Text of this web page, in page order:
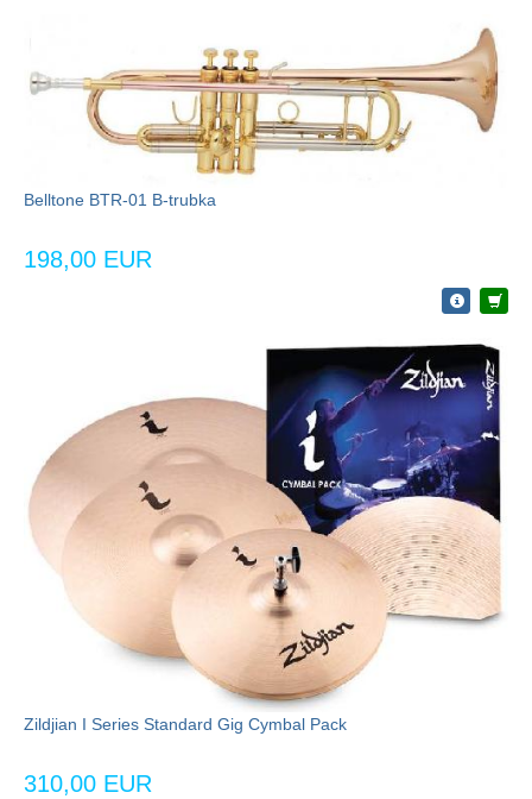
Belltone BTR-01 B-trubka
198,00 EUR
Zildjian I Series Standard Gig Cymbal Pack
310,00 EUR